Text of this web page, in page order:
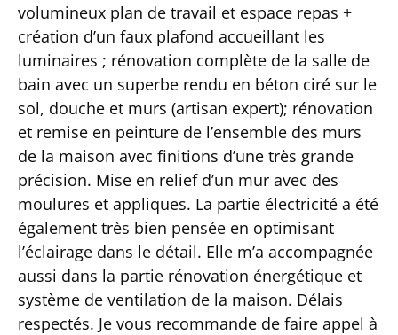
volumineux plan de travail et espace repas +
création d’un faux plafond accueillant les
luminaires ; rénovation complète de la salle de
bain avec un superbe rendu en béton ciré sur le
sol, douche et murs (artisan expert); rénovation
et remise en peinture de l’ensemble des murs
de la maison avec finitions d’une très grande
précision. Mise en relief d’un mur avec des
moulures et appliques. La partie électricité a été
également très bien pensée en optimisant
l’éclairage dans le détail. Elle m’a accompagnée
aussi dans la partie rénovation énergétique et
système de ventilation de la maison. Délais
respectés. Je vous recommande de faire appel à